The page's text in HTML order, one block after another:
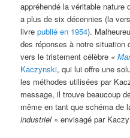
appréhendé la véritable nature
a plus de six décennies (la
livrepublié en 1954).
des réponses à notre situation
vers le tristement célèbre «
Kaczynski, qui lui offre une
les méthodes utilisées par
message, il trouve beaucoup
même en tant que schéma de
industriel » envisagé par